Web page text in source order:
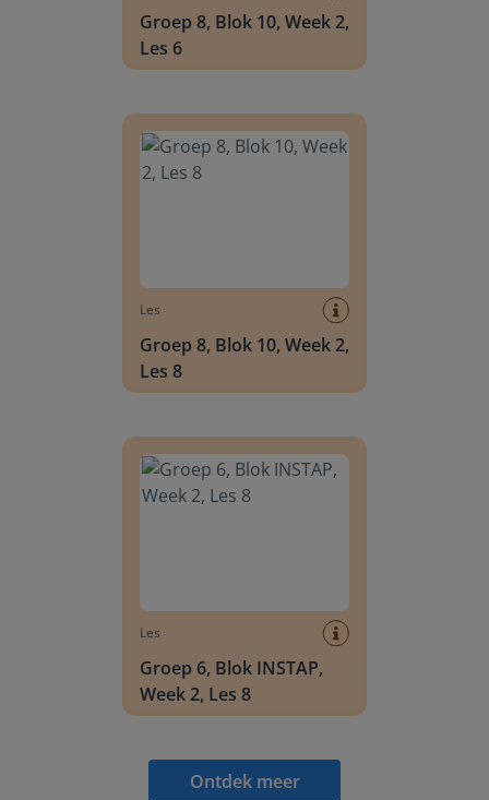
Groep 8, Blok 10, Week 2,
Les 6
Les
Groep 8, Blok 10, Week 2,
Les 8
Les
Groep 6, Blok INSTAP,
Week 2, Les 8
Ontdek meer